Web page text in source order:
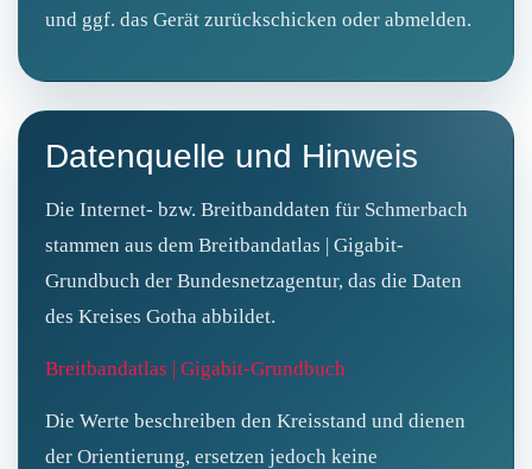
und ggf. das Gerät zurückschicken oder abmelden.
Datenquelle und Hinweis
Die Internet- bzw. Breitbanddaten für Schmerbach
stammen aus dem Breitbandatlas | Gigabit-
Grundbuch der Bundesnetzagentur, das die Daten
des Kreises Gotha abbildet.
Breitbandatlas | Gigabit-Grundbuch
Die Werte beschreiben den Kreisstand und dienen
der Orientierung, ersetzen jedoch keine